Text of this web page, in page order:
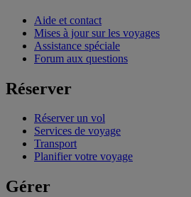
Aide et contact
Mises à jour sur les voyages
Assistance spéciale
Forum aux questions
Réserver
Réserver un vol
Services de voyage
Transport
Planifier votre voyage
Gérer